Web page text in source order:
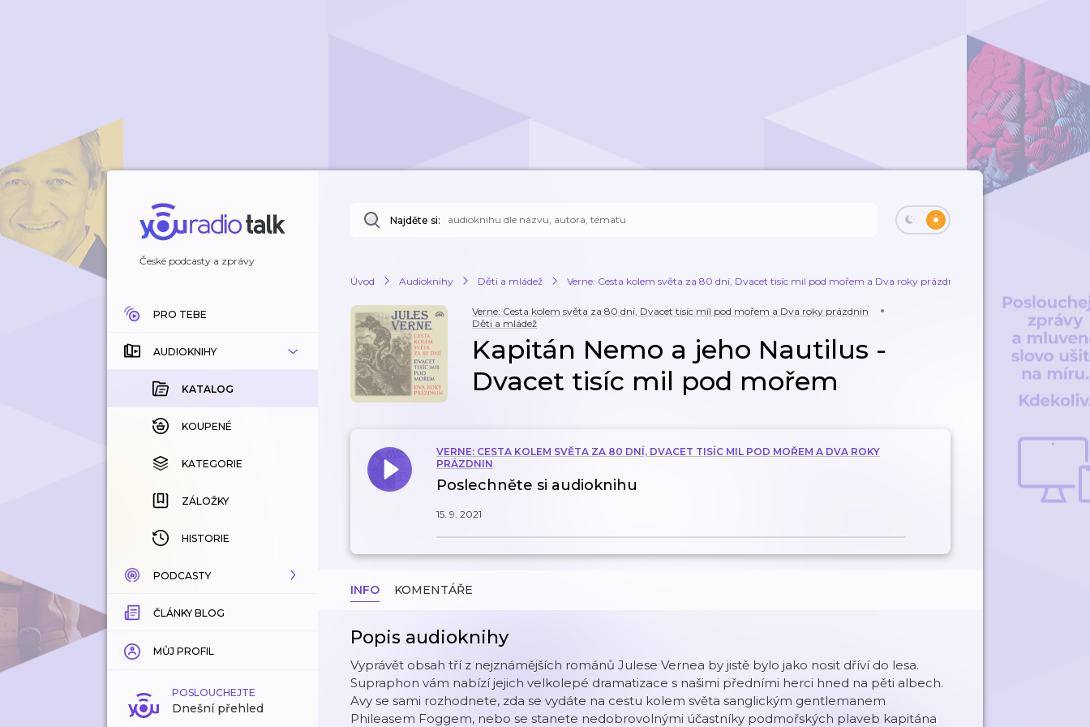
České podcasty a zprávy
PRO TEBE
AUDIOKNIHY
KATALOG
KOUPENÉ
KATEGORIE
ZÁLOŽKY
HISTORIE
PODCASTY
KATALOG
KATEGORIE
ZÁLOŽKY
ČLÁNKY BLOG
MŮJ PROFIL
POSLOUCHEJTE
Dnešní přehled
Najděte si:
Úvod Audioknihy Děti a mládež Verne: Cesta kolem světa za 80 dní, Dvacet tisíc mil pod mořem a Dva roky prázdnin
Verne: Cesta kolem světa za 80 dní, Dvacet tisíc mil pod mořem a Dva roky prázdnin
Děti a mládež
Kapitán Nemo a jeho Nautilus -
Dvacet tisíc mil pod mořem
VERNE: CESTA KOLEM SVĚTA ZA 80 DNÍ, DVACET TISÍC MIL POD MOŘEM A DVA ROKY
PRÁZDNIN
Poslechněte si audioknihu
15. 9. 2021
INFO KOMENTÁŘE
Popis audioknihy
Vyprávět obsah tří z nejznámějších románů Julese Vernea by jistě bylo jako nosit dříví do lesa.
Supraphon vám nabízí jejich velkolepé dramatizace s našimi předními herci hned na pěti albech.
Avy se sami rozhodnete, zda se vydáte na cestu kolem světa sanglickým gentlemanem
Phileasem Foggem, nebo se stanete nedobrovolnými účastníky podmořských plaveb kapitána